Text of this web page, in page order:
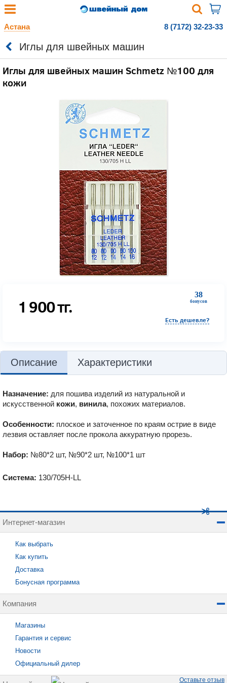
Астана 8 (7172) 32-23-33
Иглы для швейных машин
Иглы для швейных машин Schmetz №100 для
кожи
38
бонусов
1 900тг.
Есть дешевле?
Описание Характеристики
Назначение: для пошива изделий из натуральной и
искусственной кожи, винила, похожих материалов.
Особенности: плоское и заточенное по краям острие в виде
лезвия оставляет после прокола аккуратную прорезь.
Набор: №80*2 шт, №90*2 шт, №100*1 шт
Система: 130/705H-LL
Интернет-магазин
Как выбрать
Как купить
Доставка
Бонусная программа
Компания
Магазины
Гарантия и сервис
Новости
Официальный дилер
Оставьте отзыв